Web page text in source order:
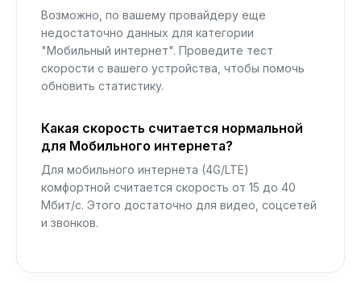
Возможно, по вашему провайдеру еще
недостаточно данных для категории
"Мобильный интернет". Проведите тест
скорости с вашего устройства, чтобы помочь
обновить статистику.
Какая скорость считается нормальной
для Мобильного интернета?
Для мобильного интернета (4G/LTE)
комфортной считается скорость от 15 до 40
Мбит/с. Этого достаточно для видео, соцсетей
и звонков.